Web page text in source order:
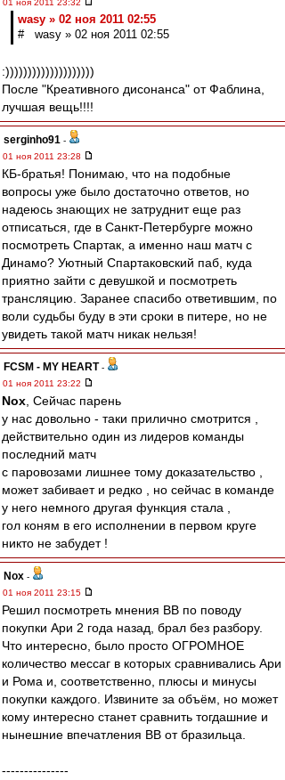
01 ноя 2011 23:32
wasy » 02 ноя 2011 02:55
# wasy » 02 ноя 2011 02:55
:))))))))))))))))))))
После "Креативного дисонанса" от Фаблина,
лучшая вещь!!!!
serginho91 -
01 ноя 2011 23:28
КБ-братья! Понимаю, что на подобные
вопросы уже было достаточно ответов, но
надеюсь знающих не затруднит еще раз
отписаться, где в Санкт-Петербурге можно
посмотреть Спартак, а именно наш матч с
Динамо? Уютный Спартаковский паб, куда
приятно зайти с девушкой и посмотреть
трансляцию. Заранее спасибо ответившим, по
воли судьбы буду в эти сроки в питере, но не
увидеть такой матч никак нельзя!
FCSM - MY HEART -
01 ноя 2011 23:22
Nox , Сейчас парень
у нас довольно - таки прилично смотрится ,
действительно один из лидеров команды
последний матч
с паровозами лишнее тому доказательство ,
может забивает и редко , но сейчас в команде
у него немного другая функция стала ,
гол коням в его исполнении в первом круге
никто не забудет !
Nox -
01 ноя 2011 23:15
Решил посмотреть мнения ВВ по поводу
покупки Ари 2 года назад, брал без разбору.
Что интересно, было просто ОГРОМНОЕ
количество мессаг в которых сравнивались Ари
и Рома и, соответственно, плюсы и минусы
покупки каждого. Извините за объём, но может
кому интересно станет сравнить тогдашние и
нынешние впечатления ВВ от бразильца.
---------------